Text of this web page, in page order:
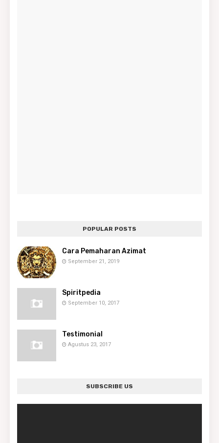
POPULAR POSTS
Cara Pemaharan Azimat
September 21, 2019
Spiritpedia
September 10, 2017
Testimonial
Agustus 23, 2017
SUBSCRIBE US